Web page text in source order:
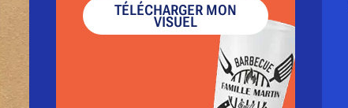
TÉLÉCHARGER MON
VISUEL